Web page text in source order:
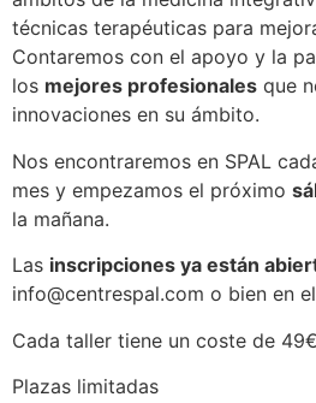
técnicas terapéuticas para
Contaremos con el apoyo y la
los mejores profesionales que
innovaciones en su ámbito.
Nos encontraremos en SPAL
mes y empezamos el próximo
la mañana.
Las inscripciones ya están
info@centrespal.com o bien en
Cada taller tiene un coste de
Plazas limitadas